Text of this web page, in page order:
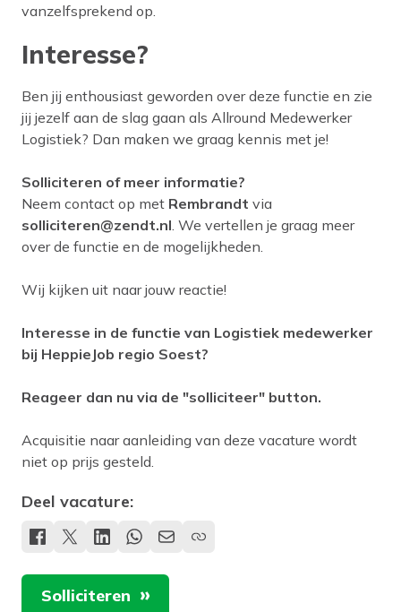
vanzelfsprekend op.
Interesse?
Ben jij enthousiast geworden over deze functie en zie
jij jezelf aan de slag gaan als Allround Medewerker
Logistiek? Dan maken we graag kennis met je!
Solliciteren of meer informatie?
Neem contact op met Rembrandt via
solliciteren@zendt.nl . We vertellen je graag meer
over de functie en de mogelijkheden.
Wij kijken uit naar jouw reactie!
Interesse in de functie van Logistiek medewerker
bij HeppieJob regio Soest?
Reageer dan nu via de "solliciteer" button.
Acquisitie naar aanleiding van deze vacature wordt
niet op prijs gesteld.
Deel vacature:
Solliciteren